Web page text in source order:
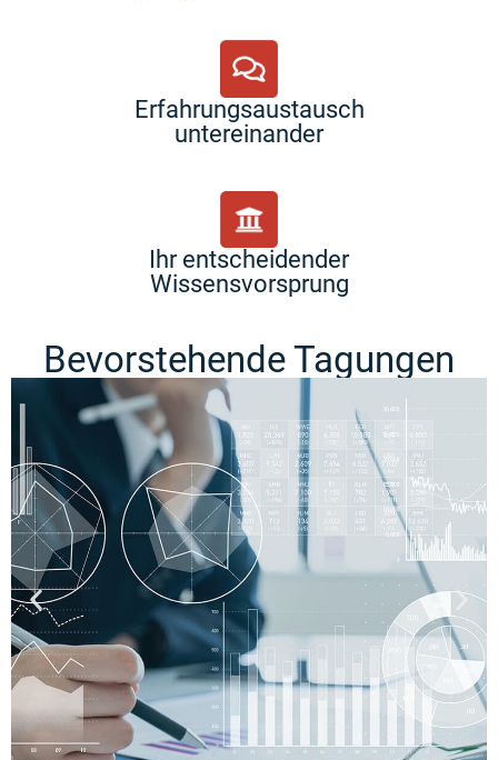
Erfahrungsaustausch
untereinander
Ihr entscheidender
Wissensvorsprung
Bevorstehende Tagungen